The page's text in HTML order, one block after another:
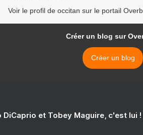
Voir le profil de occitan sur le portail
Créer un blog sur
Créer un blog
DiCaprio et Tobey Maguire, c'est lui